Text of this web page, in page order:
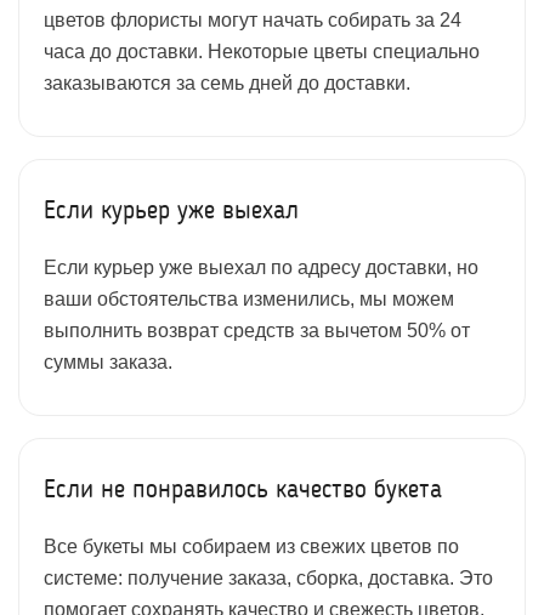
цветов флористы могут начать собирать за 24
часа до доставки. Некоторые цветы специально
заказываются за семь дней до доставки.
Если курьер уже выехал
Если курьер уже выехал по адресу доставки, но
ваши обстоятельства изменились, мы можем
выполнить возврат средств за вычетом 50% от
суммы заказа.
Если не понравилось качество букета
Все букеты мы собираем из свежих цветов по
системе: получение заказа, сборка, доставка. Это
помогает сохранять качество и свежесть цветов,